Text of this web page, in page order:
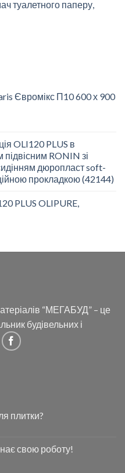
туалетного паперу,
Євромікс П10 600 х 900
OLI120 PLUS в
підвісним RONIN зі
дюропласт soft-
прокладкою (42144)
PLUS OLIPURE,
“МЕГАБУД” – це
будівельних і
плитки?
свою роботу!